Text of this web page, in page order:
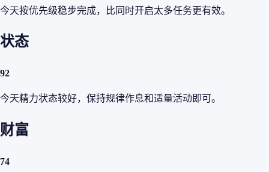
今天按优先级稳步完成，比同时开启太多任务更有效。
状态
92
今天精力状态较好，保持规律作息和适量活动即可。
财富
74